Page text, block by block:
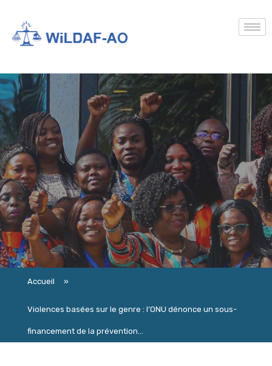
Accueil »
Violences basées sur le genre : l’ONU dénonce un sous-
financement de la prévention...